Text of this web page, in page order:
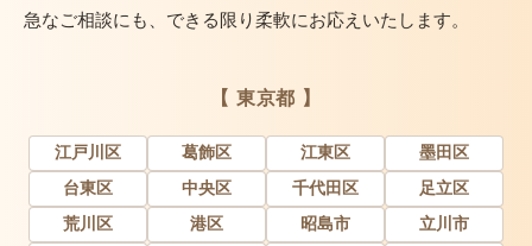
急なご相談にも、できる限り柔軟にお応えいたします。
【 東京都 】
江戸川区 葛飾区 江東区
墨田区
台東区
中央区 千代田区
足立区
荒川区
港区 昭島市
立川市